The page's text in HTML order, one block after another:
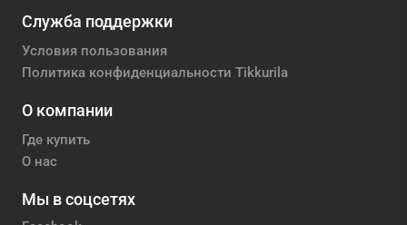
Служба поддержки
Условия пользования
Политика конфиденциальности Tikkurila
О компании
Где купить
О нас
Мы в соцсетях